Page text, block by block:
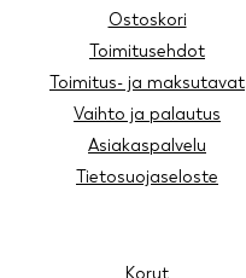
Ostoskori
Toimitusehdot
Toimitus- ja maksutavat
Vaihto ja palautus
Asiakaspalvelu
Tietosuojaseloste
Korut